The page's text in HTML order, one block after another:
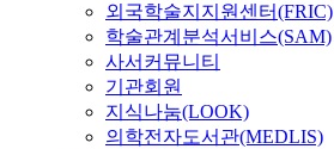
외국학술지지원센터(FRIC)
학술관계분석서비스(SAM)
사서커뮤니티
기관회원
지식나눔(LOOK)
의학전자도서관(MEDLIS)